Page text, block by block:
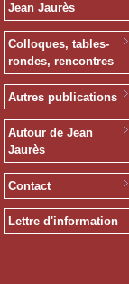
Jean Jaurès
Colloques, tables-
rondes, rencontres
Autres publications
Autour de Jean
Jaurès
Contact
Lettre d'information